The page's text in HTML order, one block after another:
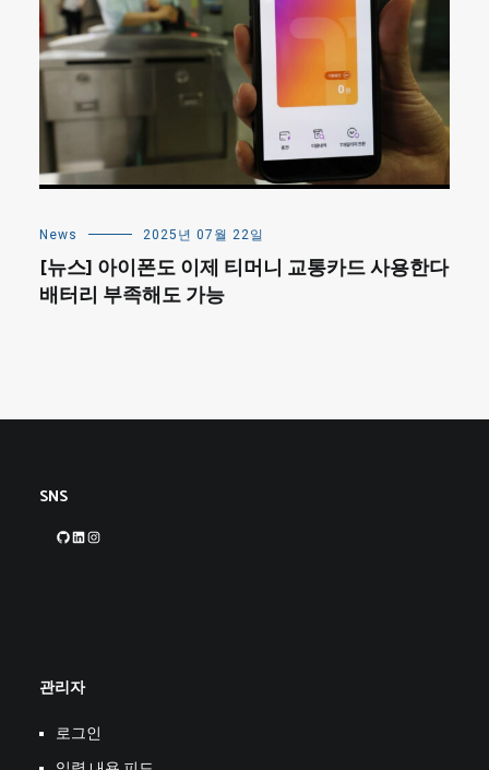
News 2025년 07월 22일
[뉴스] 아이폰도 이제 티머니 교통카드 사용한다
배터리 부족해도 가능
SNS
GitHubLinkedIn
관리자
로그인